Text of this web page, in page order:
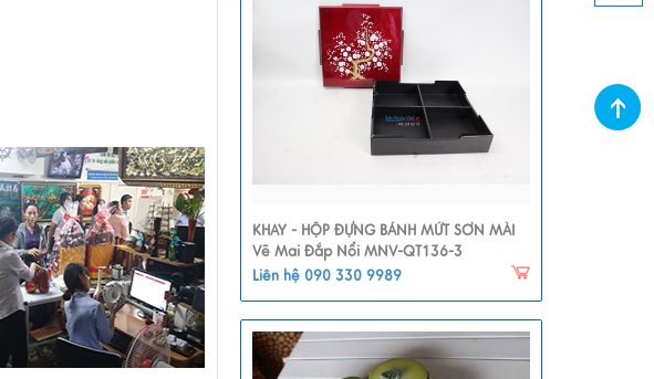
KHAY - HỘP ĐỰNG BÁNH MỨT SƠN MÀI
Vẽ Mai Đắp Nổi MNV-QT136-3
Liên hệ 090 330 9989